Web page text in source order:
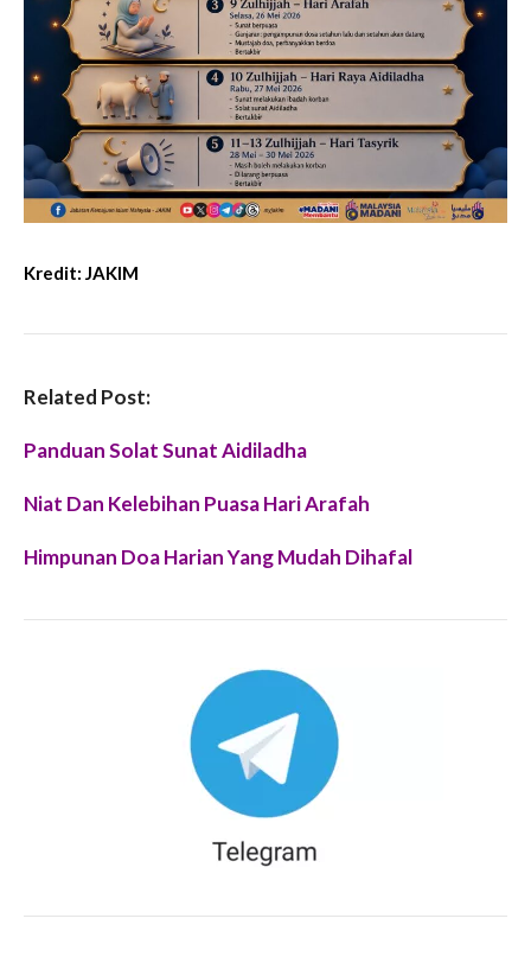
Kredit: JAKIM
Related Post:
Panduan Solat Sunat Aidiladha
Niat Dan Kelebihan Puasa Hari Arafah
Himpunan Doa Harian Yang Mudah Dihafal